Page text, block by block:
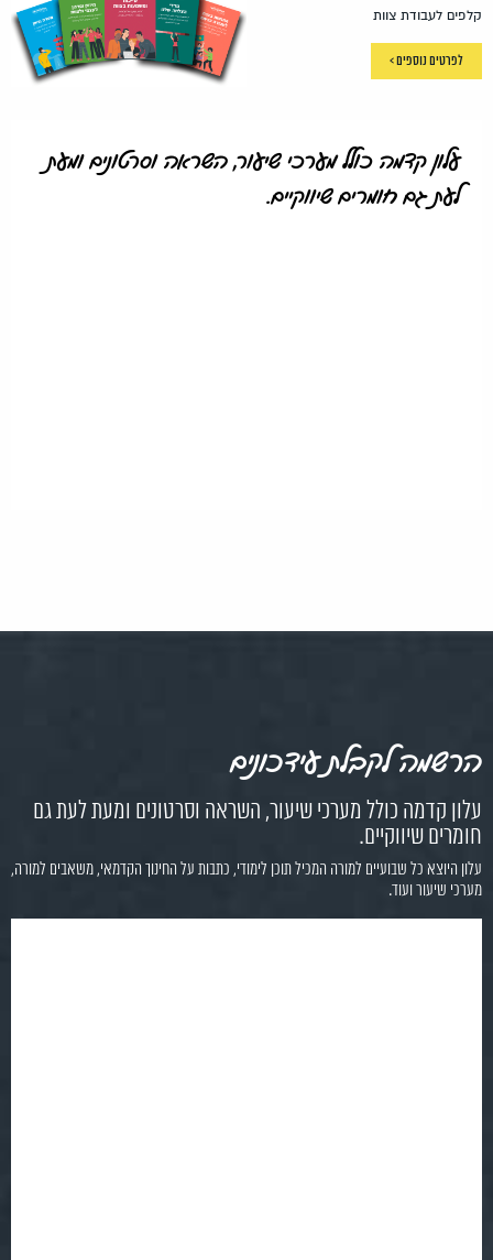
קלפים לעבודת צוות
לפרטים נוספים >
עלון קדמה כולל מערכי שיעור, השראה וסרטונים ומעת
לעת גם חומרים שיווקיים.
הרשמה לקבלת עידכונים
עלון קדמה כולל מערכי שיעור, השראה וסרטונים ומעת לעת גם
חומרים שיווקיים.
עלון היוצא כל שבועיים למורה המכיל תוכן לימודי, כתבות על החינוך הקדמאי, משאבים למורה,
מערכי שיעור ועוד.